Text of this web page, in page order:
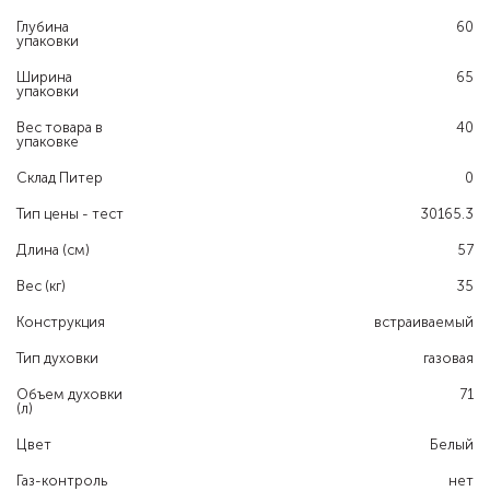
Глубина
упаковки
60
Ширина
упаковки
65
Вес товара в
упаковке
40
Склад Питер 0
Тип цены - тест 30165.3
Длина (см) 57
Вес (кг) 35
Конструкция встраиваемый
Тип духовки газовая
Объем духовки
(л)
71
Цвет Белый
Газ-контроль нет